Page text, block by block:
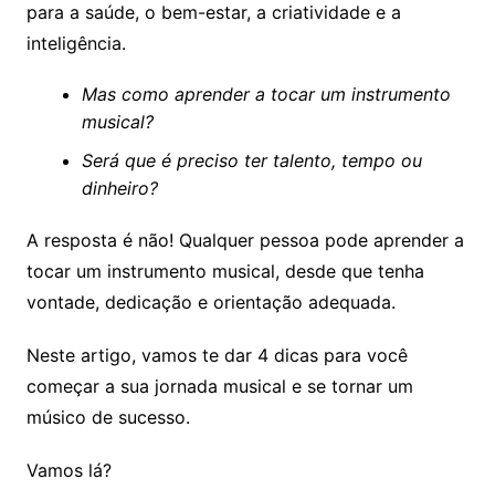
para a saúde, o bem-estar, a criatividade e a
inteligência.
Mas como aprender a tocar um instrumento
musical?
Será que é preciso ter talento, tempo ou
dinheiro?
A resposta é não! Qualquer pessoa pode aprender a
tocar um instrumento musical, desde que tenha
vontade, dedicação e orientação adequada.
Neste artigo, vamos te dar 4 dicas para você
começar a sua jornada musical e se tornar um
músico de sucesso.
Vamos lá?